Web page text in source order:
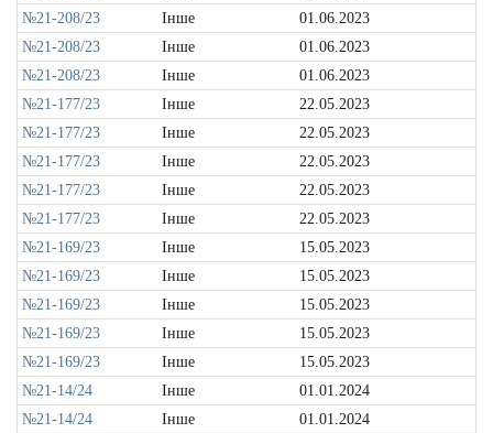
№21-208/23
Інше
01.06.2023
№21-208/23
Інше
01.06.2023
№21-208/23
Інше
01.06.2023
№21-177/23
Інше
22.05.2023
№21-177/23
Інше
22.05.2023
№21-177/23
Інше
22.05.2023
№21-177/23
Інше
22.05.2023
№21-177/23
Інше
22.05.2023
№21-169/23
Інше
15.05.2023
№21-169/23
Інше
15.05.2023
№21-169/23
Інше
15.05.2023
№21-169/23
Інше
15.05.2023
№21-169/23
Інше
15.05.2023
№21-14/24
Інше
01.01.2024
№21-14/24
Інше
01.01.2024